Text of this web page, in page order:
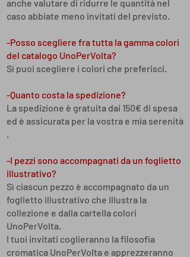
anche valutare di ridurre le quantità nel
caso abbiate meno invitati del previsto.
-Posso scegliere fra tutta la gamma colori
del catalogo UnoPerVolta?
Sí puoi scegliere i colori che preferisci.
-Quanto costa la spedizione?
La spedizione è gratuita dai 150€ di spesa
ed è assicurata per la vostra e mia serenità
.
-I pezzi sono accompagnati da un foglietto
illustrativo?
Sì ciascun pezzo è accompagnato da un
foglietto illustrativo che illustra la
collezione e dalla cartella colori
UnoPerVolta.
I tuoi invitati coglieranno la filosofia
cromatica UnoPerVolta e apprezzeranno